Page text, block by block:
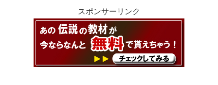
スポンサーリンク